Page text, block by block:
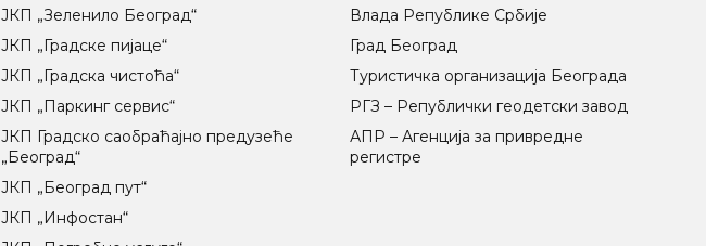
ЈКП „Зеленило Београд“
ЈКП „Градске пијаце“
ЈКП „Градска чистоћа“
ЈКП „Паркинг сервис“
ЈКП Градско саобраћајно предузеће
„Београд“
ЈКП „Београд пут“
ЈКП „Инфостан“
Влада Републике Србије
Град Београд
Туристичка организација Београда
РГЗ – Републички геодетски завод
АПР – Агенција за привредне
регистре